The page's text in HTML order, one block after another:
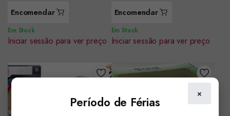
Encomendar
Em Stock
Iniciar sessão para ver preço
Encomendar
Em Stock
Iniciar sessão para ver preço
×
Período de Férias